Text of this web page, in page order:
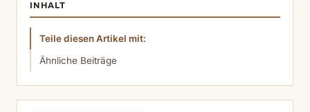
INHALT
Teile diesen Artikel mit:
Ähnliche Beiträge